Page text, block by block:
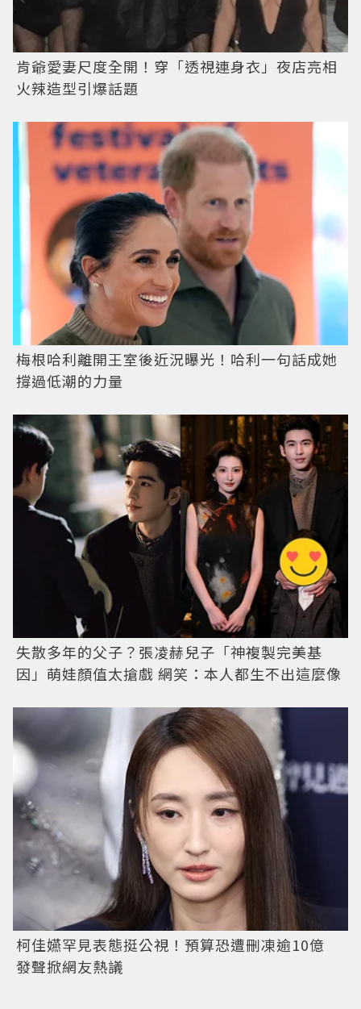
肯爺愛妻尺度全開！穿「透視連身衣」夜店亮相
火辣造型引爆話題
梅根哈利離開王室後近況曝光！哈利一句話成她
撐過低潮的力量
失散多年的父子？張凌赫兒子「神複製完美基
因」萌娃顏值太搶戲 網笑：本人都生不出這麼像
柯佳嬿罕見表態挺公視！預算恐遭刪凍逾10億
發聲掀網友熱議